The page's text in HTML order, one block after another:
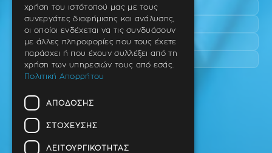
Περαία
Καλαμαριά
Πανόραμα
Χαριλάου
Ταβάκη – Θ. Λίτσα 10 (γωνία),
Θέρμη – Θεσσαλονίκη
T.K 57001
χρήση του ιστότοπού μας με τους
συνεργάτες διαφήμισης και ανάλυσης,
οι οποίοι ενδέχεται να τις συνδυάσουν
με άλλες πληροφορίες που τους έχετε
παράσχει ή που έχουν συλλέξει από τη
χρήση των υπηρεσιών τους από εσάς.
Πολιτική Απορρήτου
ΑΠΌΔΟΣΗΣ
ΣΤΌΧΕΥΣΗΣ
ΛΕΙΤΟΥΡΓΙΚΌΤΗΤΑΣ